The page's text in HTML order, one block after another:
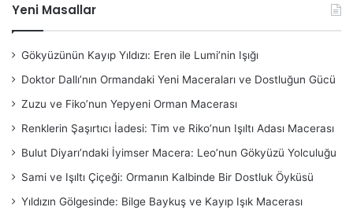
Yeni Masallar
Gökyüzünün Kayıp Yıldızı: Eren ile Lumi’nin Işığı
Doktor Dallı’nın Ormandaki Yeni Maceraları ve Dostluğun Gücü
Zuzu ve Fiko’nun Yepyeni Orman Macerası
Renklerin Şaşırtıcı İadesi: Tim ve Riko’nun Işıltı Adası Macerası
Bulut Diyarı’ndaki İyimser Macera: Leo’nun Gökyüzü Yolculuğu
Sami ve Işıltı Çiçeği: Ormanın Kalbinde Bir Dostluk Öyküsü
Yıldızın Gölgesinde: Bilge Baykuş ve Kayıp Işık Macerası